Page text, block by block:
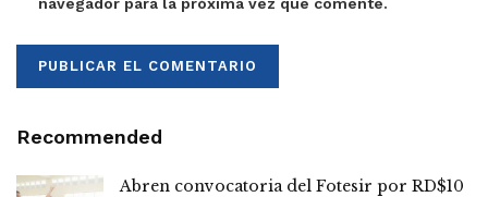
Recommended
Abren convocatoria del Fotesir por RD$10